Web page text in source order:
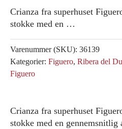
Crianza fra superhuset
stokke med en …
Varenummer (SKU): 36139
Kategorier: Figuero, Ribera del
Figuero
Crianza fra superhuset
stokke med en gennemsnitlig